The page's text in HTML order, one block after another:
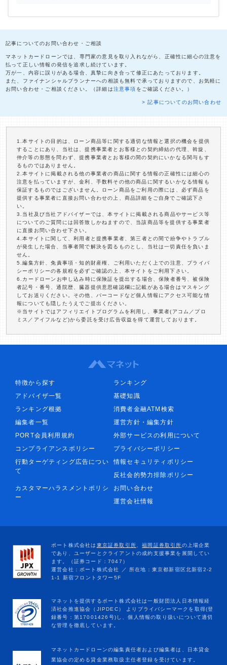
記事についてのお問い合わせ・ご相談
マネットカードローンでは、専門家の意見を取り入れながら、正確性に細心の注意を
払って正しい情報の発信を追求し続けています。
万が一、内容に誤りがある場合、真摯に向き合って修正にあたっております。
また、ファイナンシャルプランナーへの相談も無料で承っておりますので、お気軽に
お問い合わせ・ご相談ください。（詳細は注意事項 をご確認ください。）
> 記事についてのお問い合わせ
1.本サイトの目的は、ローン商品等に関する適切な情報と選択の機会を提供
することにあり、当社は、提携事業者とお客様との契約締結の代理、斡旋、
仲介等の形態を問わず、提携事業者とお客様の間の契約にいかなる関与もす
るものではありません。
2.本サイトに掲載される他の事業者の商品に関する情報の正確性には細心の
注意を払っていますが、金利、手数料その他の商品に関するいかなる情報も
保証するものではございません。ローン商品をご利用の際には、必ず商品を
提供する事業者に直接お問い合わせの上、商品詳細をご自身でご確認下さ
い。
3.当社及び当社アドバイザーでは、本サイトに掲載される商品やサービス等
についてのご質問には回答致しかねますので、当該商品等を提供する事業者
に直接お問い合わせ下さい。
4.本サイトに関して、利用者と提携事業者、第三者との間で紛争やトラブル
が発生した場合、当事者間で解決を図るものとし、当社は一切責任を負いま
せん。
5.編集方針、免責事項・知的財産権、ご利用いただく上での注意、プライバ
シーポリシーの各規程を必ずご確認の上、本サイトをご利用下さい。
6.カードローンお申し込み時に保険証を提出する場合、保険者番号、被保険
者記号・番号、通院歴、臓器提供意思確認欄に記載がある場合はマスキング
してお送りください。その他、バーコードなど個人情報にアクセス可能な情
報についても隠したうえでご提出ください。
※当サイトではアフィリエイトプログラムを利用し、事業者(アコム／プロ
ミス／アイフルなど)から委託を受け広告収益を得て運営しております。
特徴から探す
ランキング
アドバイザ一覧
基礎知識
ランキング根拠
消費者金融ATM検索
編集者一覧
運営方針・編集方針
PORT会員利用規約
外部サービスの利用について
コンプライアンスポリシー
プライバシーポリシー
行動ターゲティング広告につい
て
情報セキュリティポリシー
反社会的勢力排除ポリシー
カスタマーハラスメントポリシ
ー
お問い合わせ
運営会社情報
マネットカードローンの編集責任者および編集者は、日本貸金
業協会の定める貸金業務取扱主任者登録を受けています。